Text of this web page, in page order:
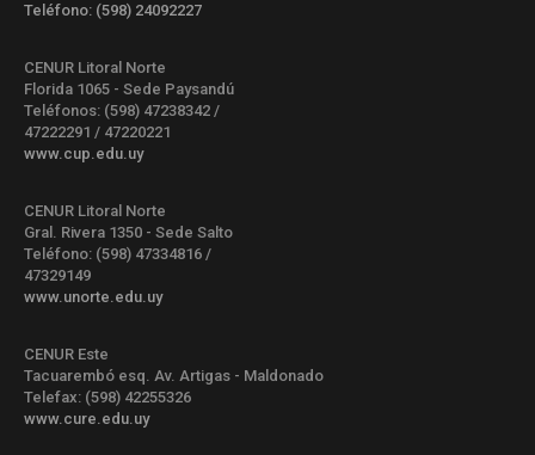
Teléfono: (598) 24092227
CENUR Litoral Norte
Florida 1065 - Sede Paysandú
Teléfonos: (598) 47238342 /
47222291 / 47220221
www.cup.edu.uy
CENUR Litoral Norte
Gral. Rivera 1350 - Sede Salto
Teléfono: (598) 47334816 /
47329149
www.unorte.edu.uy
CENUR Este
Tacuarembó esq. Av. Artigas - Maldonado
Telefax: (598) 42255326
www.cure.edu.uy